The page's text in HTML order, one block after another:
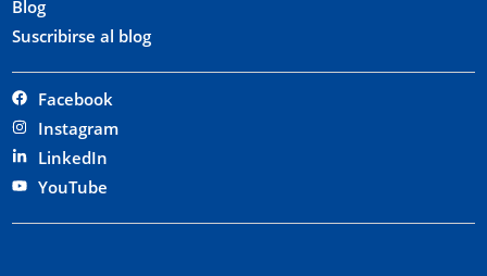
Blog
Suscribirse al blog
Facebook
Instagram
LinkedIn
YouTube